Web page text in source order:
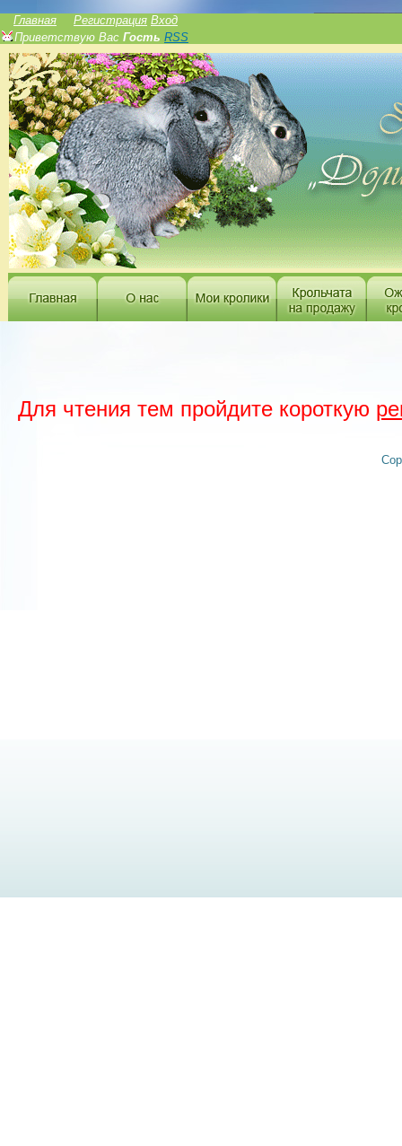
Главная
Регистрация Вход
Приветствую Вас Гость RSS
Для чтения тем пройдите короткую